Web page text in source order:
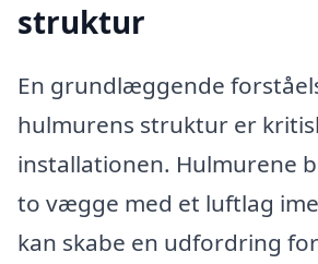
struktur
En grundlæggende
hulmurens struktur er
installationen. Hulmurene
to vægge med et luftlag
kan skabe en udfordring